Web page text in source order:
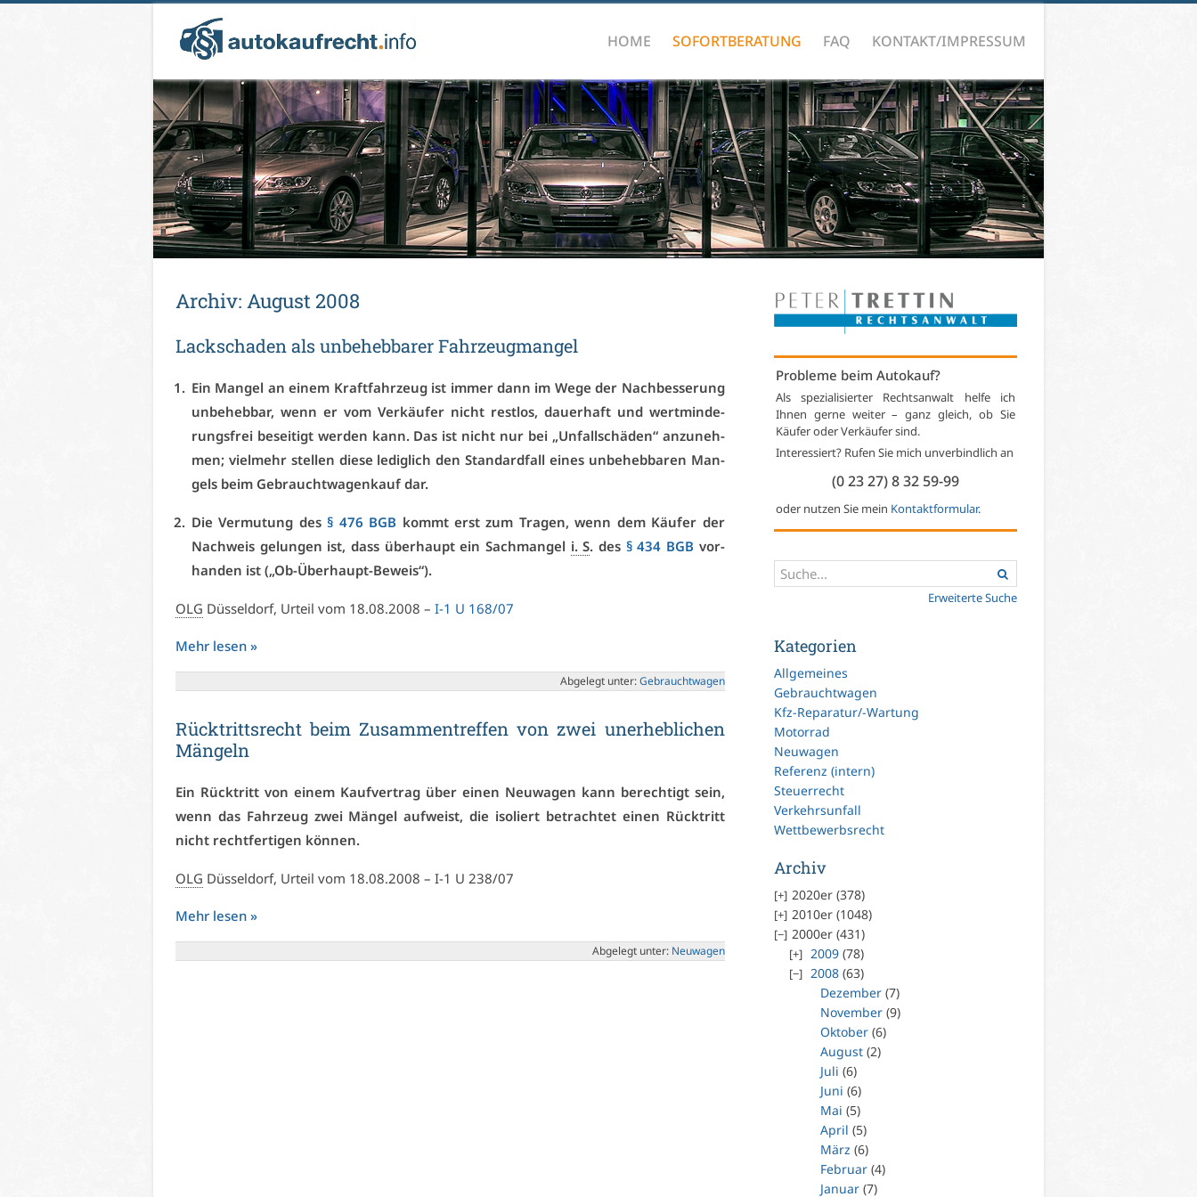
HOME SOFORTBERATUNG FAQ KONTAKT/IMPRESSUM
Ar­chiv: Au­gust 2008
Lack­scha­den als un­be­heb­ba­rer Fahr­zeug­man­gel
Ein Man­gel an ei­nem Kraft­fahr­zeug ist im­mer dann im We­ge der Nach­bes­se­rung
un­be­heb­bar, wenn er vom Ver­käu­fer nicht rest­los, dau­er­haft und wert­min­de­
rungs­frei be­sei­tigt wer­den kann. Das ist nicht nur bei „Un­fall­schä­den“ an­zu­neh­
men; viel­mehr stel­len die­se le­dig­lich den Stan­dard­fall ei­nes un­be­heb­ba­ren Man­
gels beim Ge­braucht­wa­gen­kauf dar.
Die Ver­mu­tung des§ 476 BGB kommt erst zum Tra­gen, wenn dem Käu­fer der
Nach­weis ge­lun­gen ist, dass über­haupt ein Sach­man­gel i. S. des § 434 BGB vor­
han­den ist („Ob-Über­haupt-Be­weis“).
OLG Düs­sel­dorf, Ur­teil vom 18.08.2008 – I-1 U 168/07
Mehr le­sen »
Ab­ge­legt un­ter:Ge­braucht­wa­gen
Rück­tritts­recht beim Zu­sam­men­tref­fen von zwei un­er­heb­li­chen
Män­geln
Ein Rück­tritt von ei­nem Kauf­ver­trag über ei­nen Neu­wa­gen kann be­rech­tigt sein,
wenn das Fahr­zeug zwei Män­gel auf­weist, die iso­liert be­trach­tet ei­nen Rück­tritt
nicht recht­fer­ti­gen kön­nen.
OLG Düs­sel­dorf, Ur­teil vom 18.08.2008 – I-1 U 238/07
Mehr le­sen »
Ab­ge­legt un­ter: Neu­wa­gen
Probleme beim Autokauf?
Als spezialisierter Rechtsanwalt helfe ich
Ihnen gerne weiter – ganz gleich, ob Sie
Käufer oder Verkäufer sind.
Interessiert? Rufen Sie mich unverbindlich an
(0 23 27) 8 32 59-99
oder nutzen Sie mein Kontaktformular.
Erweiterte Suche
Kategorien
Allgemeines
Gebrauchtwagen
Kfz-Reparatur/-Wartung
Motorrad
Neuwagen
Referenz (intern)
Steuerrecht
Verkehrsunfall
Wettbewerbsrecht
Archiv
2020er (378)
2010er (1048)
2000er (431)
2009 (78)
2008 (63)
Dezember (7)
November (9)
Oktober (6)
August (2)
Juli (6)
Juni (6)
Mai (5)
April (5)
März (6)
Februar (4)
Januar (7)